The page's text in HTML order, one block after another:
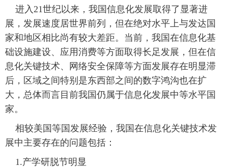
进入21世纪以来，我国信息化发展取得了显著进
展，发展速度居世界前列，但在绝对水平上与发达国
家和地区相比尚有较大差距。当前，我国在信息化基
础设施建设、应用消费等方面取得长足发展，但在信
息化关键技术、网络安全保障等方面发展存在明显滞
后，区域之间特别是东西部之间的数字鸿沟也在扩
大，总体而言目前我国仍属于信息化发展中等水平国
家。
相较美国等国发展经验，我国在信息化关键技术发
展中主要存在的问题包括：
1.产学研脱节明显